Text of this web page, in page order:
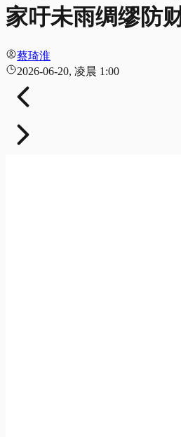
家吁未雨绸缪防
蔡琦淮
2026-06-20, 凌晨 1:00